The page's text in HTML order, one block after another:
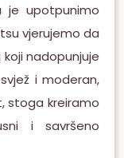
upotpunimo
vjerujemo da
nadopunjuje
i moderan,
stoga kreiramo
i savršeno